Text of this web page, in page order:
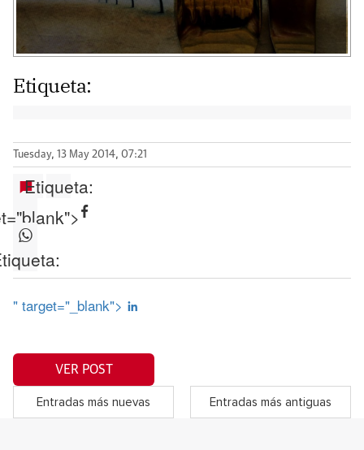
Etiqueta:
Tuesday, 13 May 2014, 07:21
Etiqueta:
" target="_blank">
VER POST
Entradas más nuevas Entradas más antiguas